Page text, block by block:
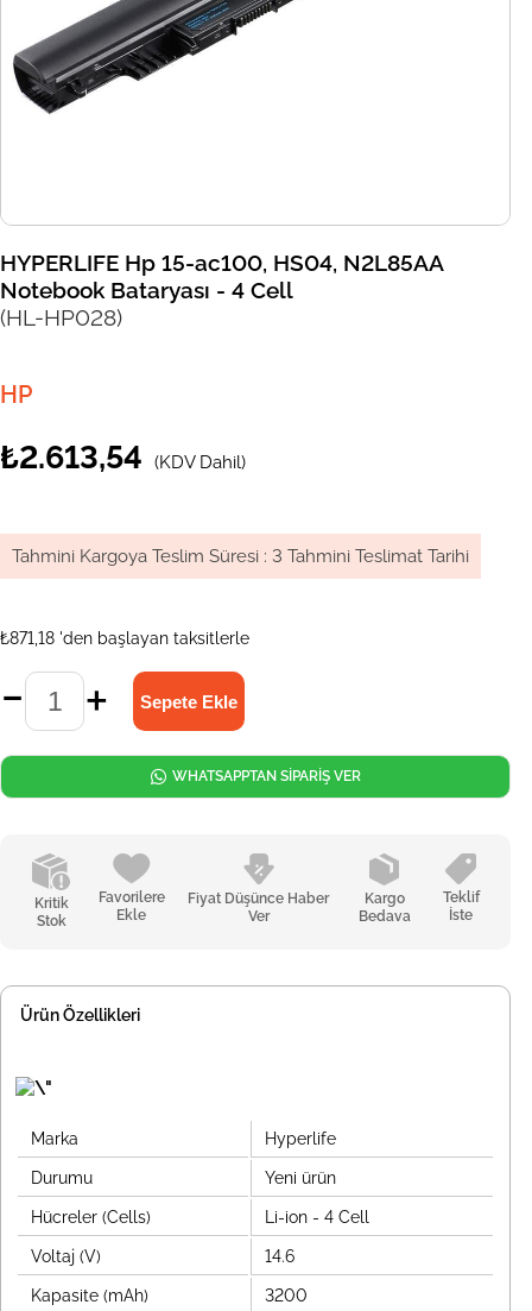
HYPERLIFE Hp 15-ac100, HS04, N2L85AA
Notebook Bataryası - 4 Cell
(HL-HP028)
HP
₺2.613,54 (KDV Dahil)
Tahmini Kargoya Teslim Süresi : 3 Tahmini Teslimat Tarihi
₺871,18 'den başlayan taksitlerle
Kritik
Stok
Favorilere
Ekle
Fiyat Düşünce Haber
Ver
Kargo
Bedava
Teklif
İste
WHATSAPPTAN SİPARİŞ VER
Ürün Özellikleri
Marka Hyperlife
Durumu Yeni ürün
Hücreler (Cells) Li-ion - 4 Cell
Voltaj (V) 14.6
Kapasite (mAh) 3200